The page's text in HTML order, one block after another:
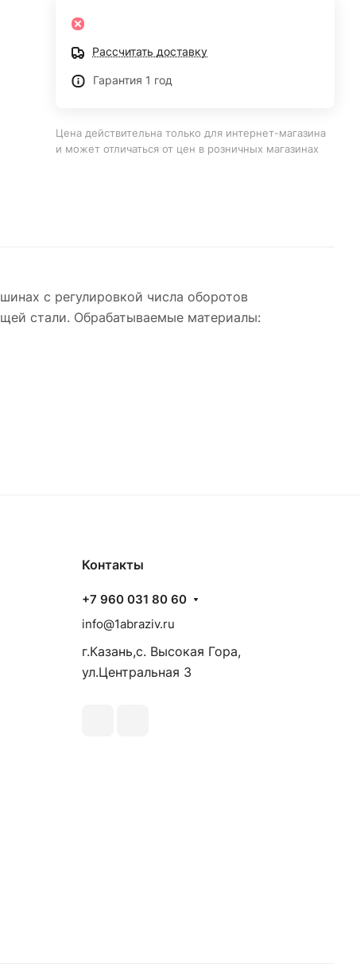
Рассчитать доставку
Гарантия 1 год
Цена действительна только для интернет-магазина
и может отличаться от цен в розничных магазинах
с регулировкой числа оборотов
стали. Обрабатываемые материалы:
Контакты
+7 960 031 80 60
info@1abraziv.ru
г.Казань,с. Высокая Гора,
ул.Центральная 3